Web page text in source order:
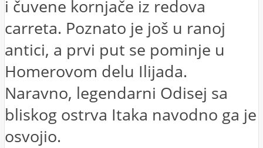
i čuvene kornjače iz redova
carreta. Poznato je još u ranoj
antici, a prvi put se pominje u
Homerovom delu Ilijada.
Naravno, legendarni Odisej sa
bliskog ostrva Itaka navodno ga je
osvojio.